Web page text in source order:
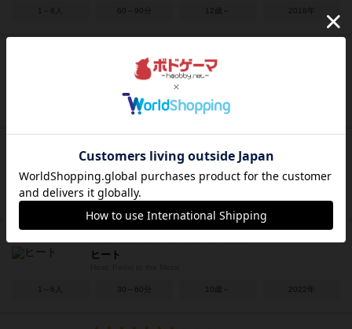
1～6人 60～90分 12歳～ 2018年
電力会社 充電完了！
Power Grid: Recharged
120分前後 12歳～
ファラウェイ
Faraway
2～6人 15～30分
ヒート
1～6人 30～60分 10歳～ 2022年